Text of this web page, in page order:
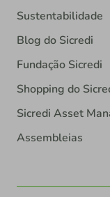
Sustentabilidade
Blog do Sicredi
Fundação Sicredi
Shopping do
Sicredi Asset
Assembleias